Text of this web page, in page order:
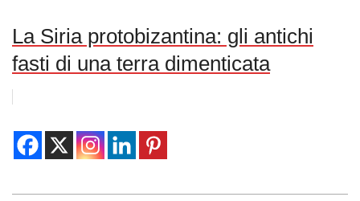
La Siria protobizantina: gli antichi
fasti di una terra dimenticata